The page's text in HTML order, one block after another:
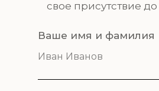
свое присутствие до
Ваше имя и фамилия